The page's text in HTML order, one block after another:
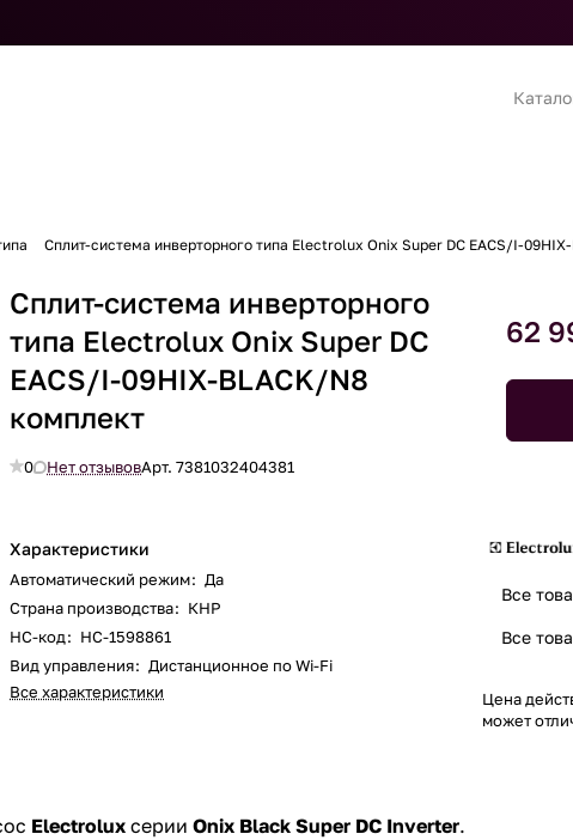
Сплит-система инверторного типа Electrolux Onix Super DC EACS/I-
Сплит-система инверторного
типа Electrolux Onix Super DC
EACS/I-09HIX-BLACK/N8
комплект
0 Нет отзывовАрт.7381032404381
Характеристики
Автоматический режим: Да
Страна производства: КНР
НС-код: НС-1598861
Вид управления: Дистанционное по Wi-Fi
Все характеристики
62
Все
Все
Цена
может
Electrolux серии Onix Black Super DC Inverter.